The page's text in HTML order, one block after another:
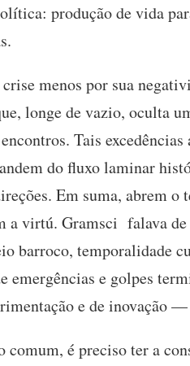
produção de vida
menos por sua
longe de vazio, oculta
Tais
do fluxo laminar
Em suma, abrem
a virtú. Gramsci falava
barroco, temporalidade
emergências e golpes
e de
é preciso ter a